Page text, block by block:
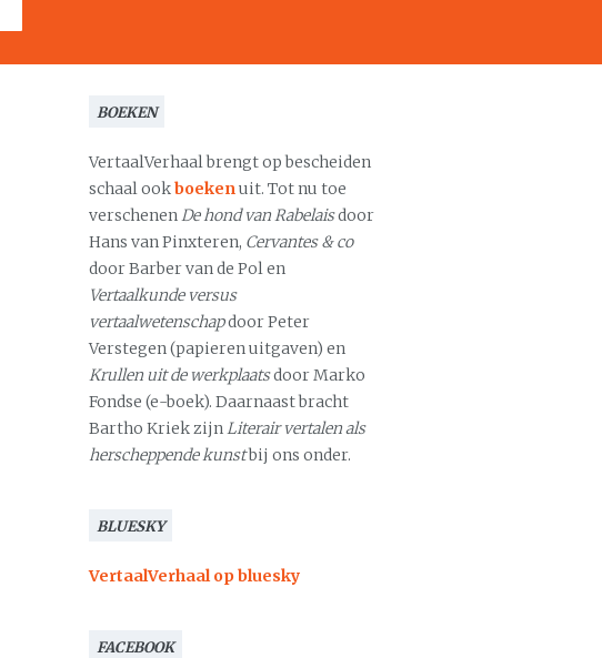
BOEKEN
VertaalVerhaal brengt op bescheiden
schaal ookboekenuit. Tot nu toe
verschenenDe hond van Rabelaisdoor
Hans van Pinxteren, Cervantes & co
door Barber van de Pol en
Vertaalkunde versus
vertaalwetenschapdoor Peter
Verstegen (papieren uitgaven) en
Krullen uit de werkplaatsdoor Marko
Fondse (e-boek). Daarnaast bracht
Bartho Kriek zijnLiterair vertalen als
herscheppende kunstbij ons onder.
BLUESKY
VertaalVerhaal op bluesky
FACEBOOK